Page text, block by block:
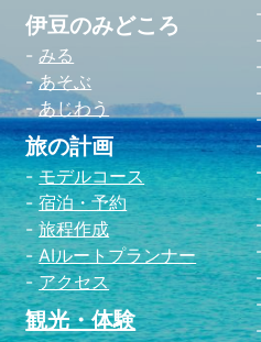
伊豆のみどころ
みる
あそぶ
あじわう
旅の計画
モデルコース
宿泊・予約
旅程作成
AIルートプランナー
アクセス
観光・体験